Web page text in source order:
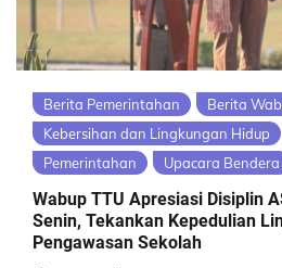
Berita Pemerintahan
Berita
Kebersihan dan Lingkungan Hidup
Pemerintahan
Upacara Bendera
Wabup TTU Apresiasi Disiplin
Senin, Tekankan Kepedulian
Pengawasan Sekolah